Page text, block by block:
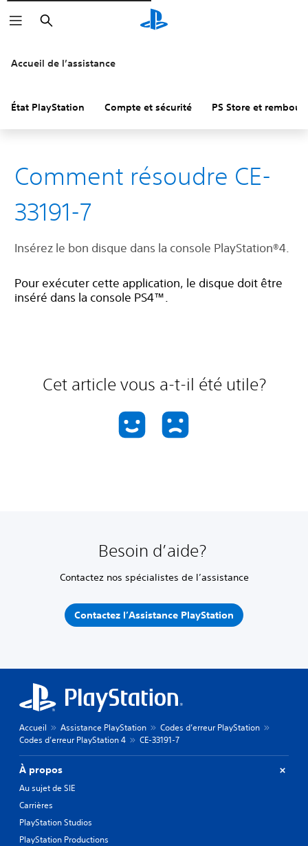
Rechercher
Accueil de l’assistance
État PlayStation Compte et sécurité PS Store et
Comment résoudre CE-
33191-7
Insérez le bon disque dans la console PlayStation®4.
Pour exécuter cette application, le disque doit être
inséré dans la console PS4™.
Cet article vous a-t-il été utile?
Besoin d’aide?
Contactez nos spécialistes de l’assistance
Contactez l’Assistance PlayStation
Accueil Assistance PlayStation
Codes d’erreur PlayStation
Codes d’erreur PlayStation 4
CE-33191-7
À propos
Au sujet de SIE
Carrières
PlayStation Studios
PlayStation Productions